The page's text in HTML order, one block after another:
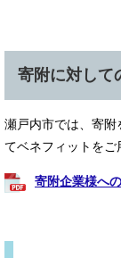
寄附に対して
瀬戸内市では、寄附
てベネフィットをご
寄附企業様へ